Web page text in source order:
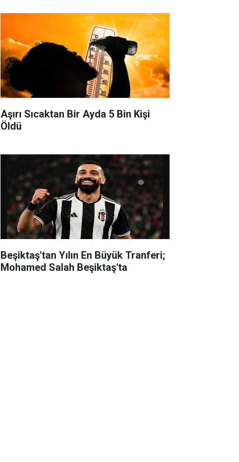
Aşırı Sıcaktan Bir Ayda 5 Bin Kişi
Öldü
Beşiktaş'tan Yılın En Büyük Tranferi;
Mohamed Salah Beşiktaş'ta